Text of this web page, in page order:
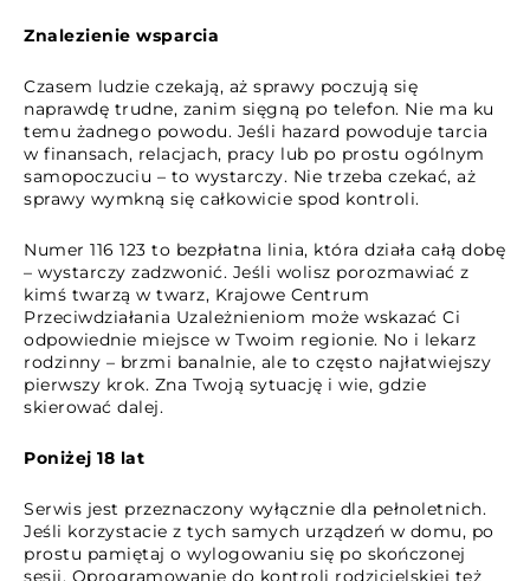
Znalezienie wsparcia
Czasem ludzie czekają, aż sprawy poczują się
naprawdę trudne, zanim sięgną po telefon. Nie ma ku
temu żadnego powodu. Jeśli hazard powoduje tarcia
w finansach, relacjach, pracy lub po prostu ogólnym
samopoczuciu – to wystarczy. Nie trzeba czekać, aż
sprawy wymkną się całkowicie spod kontroli.
Numer 116 123 to bezpłatna linia, która działa całą dobę
– wystarczy zadzwonić. Jeśli wolisz porozmawiać z
kimś twarzą w twarz, Krajowe Centrum
Przeciwdziałania Uzależnieniom może wskazać Ci
odpowiednie miejsce w Twoim regionie. No i lekarz
rodzinny – brzmi banalnie, ale to często najłatwiejszy
pierwszy krok. Zna Twoją sytuację i wie, gdzie
skierować dalej.
Poniżej 18 lat
Serwis jest przeznaczony wyłącznie dla pełnoletnich.
Jeśli korzystacie z tych samych urządzeń w domu, po
prostu pamiętaj o wylogowaniu się po skończonej
sesji. Oprogramowanie do kontroli rodzicielskiej też